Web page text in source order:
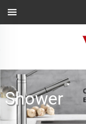
Shower